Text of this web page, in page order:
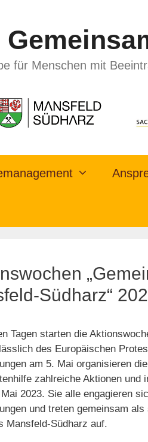
für Menschen mit
Südharz“
Tagen starten die
des Europäischen
am 5. Mai organisieren
zahlreiche Aktionen und
2023. Sie alle engagieren
und treten gemeinsam
Mansfeld-Südharz auf.